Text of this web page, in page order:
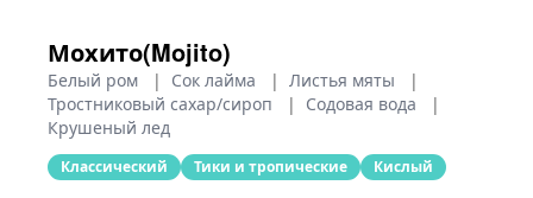
Мохито(Mojito)
Белый ром | Сок лайма | Листья мяты
|
Тростниковый сахар/сироп
| Содовая вода
|
Крушеный лед
Классический Тики и тропические Кислый